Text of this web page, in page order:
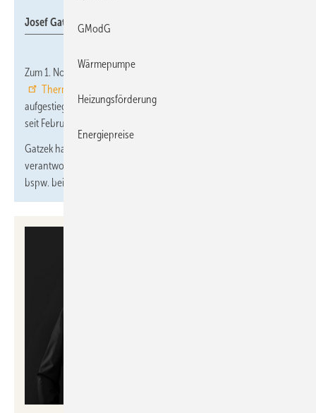
Josef Gatzek
Zum 1. November 2024 hat
Thermondo
aufgestiegen. Er folgt auf Ildiko Witte, die den Bereich Finanzen
seit Februar 2023 geleitet und neu aufgestellt hat.
Gatzek hat jahrzehntelang das Finanzgeschäft in Unternehmen
verantwortet. Als Finanzchef und als Geschäftsführer war er
bspw. bei PayPal, Audible, GetYourGuide und Chronext tätig.
GModG
Wärmepumpe
Heizungsförderung
Energiepreise